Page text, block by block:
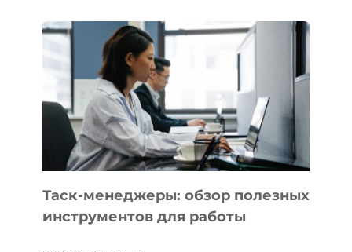
БИЗНЕСА:
КАКИЕ
3
ЗАДАЧИ
ЕМУ
МОЖНО
ПОРУЧИТЬ
УЖЕ
СЕГОДНЯ
Таск-менеджеры: обзор полезных
инструментов для работы